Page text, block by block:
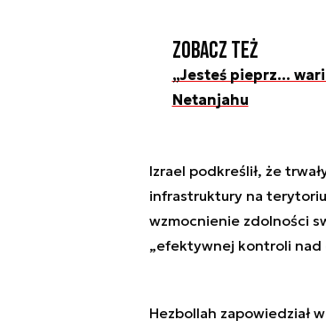
Zobacz też
„Jesteś pieprz…
Netanjahu
Izrael podkreślił, że
infrastruktury na
wzmocnienie zdolności
„efektywnej kontroli nad
Hezbollah zapowiedział